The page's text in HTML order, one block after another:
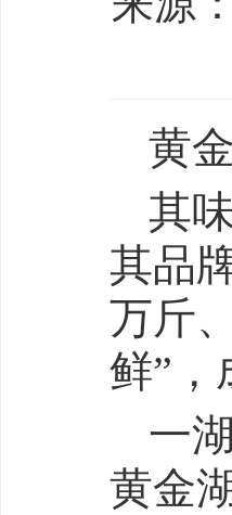
黄
其
其品
万斤
鲜”，
一
黄金